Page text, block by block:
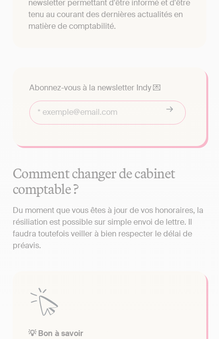
newsletter permettant d'être informé et d'être
tenu au courant des dernières actualités en
matière de comptabilité.
Abonnez-vous à la newsletter Indy 💌
Comment changer de cabinet
comptable ?
Du moment que vous êtes à jour de vos honoraires, la
résiliation est possible sur simple envoi de lettre. Il
faudra toutefois veiller à bien respecter le délai de
préavis.
💡 Bon à savoir